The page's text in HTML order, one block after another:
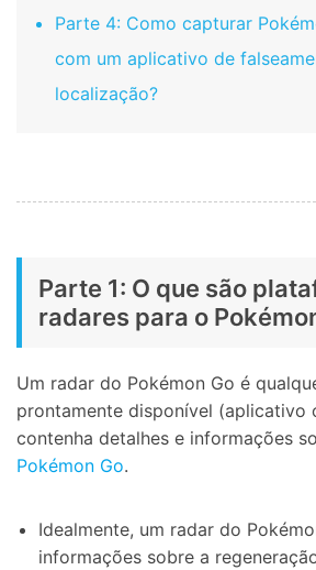
Parte 4: Como capturar
com um aplicativo de
localização?
Parte 1: O que são
radares para o
Um radar do Pokémon Go é
prontamente disponível (aplicativo
contenha detalhes e informações
Pokémon Go.
Idealmente, um radar do
informações sobre a